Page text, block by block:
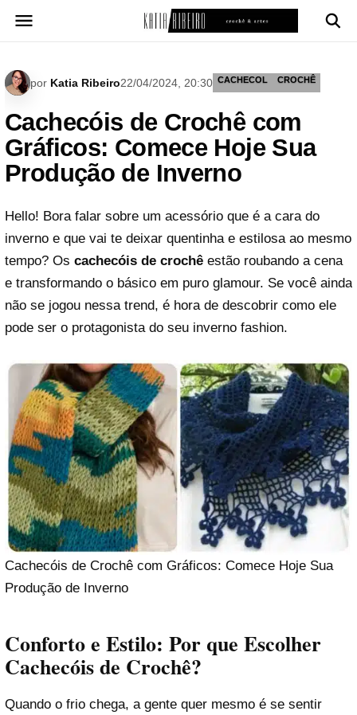
para
por Katia Ribeiro22/04/2024, 20:30 CACHECOL CROCHÊ
Cachecóis de Crochê com
Gráficos: Comece Hoje Sua
Produção de Inverno
Hello! Bora falar sobre um acessório que é a cara do
inverno e que vai te deixar quentinha e estilosa ao mesmo
tempo? Os cachecóis de crochê estão roubando a cena
e transformando o básico em puro glamour. Se você ainda
não se jogou nessa trend, é hora de descobrir como ele
pode ser o protagonista do seu inverno fashion.
Cachecóis de Crochê com Gráficos: Comece Hoje Sua
Produção de Inverno
Conforto e Estilo: Por que Escolher
Cachecóis de Crochê?
Quando o frio chega, a gente quer mesmo é se sentir